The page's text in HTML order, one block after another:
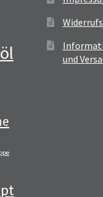
und